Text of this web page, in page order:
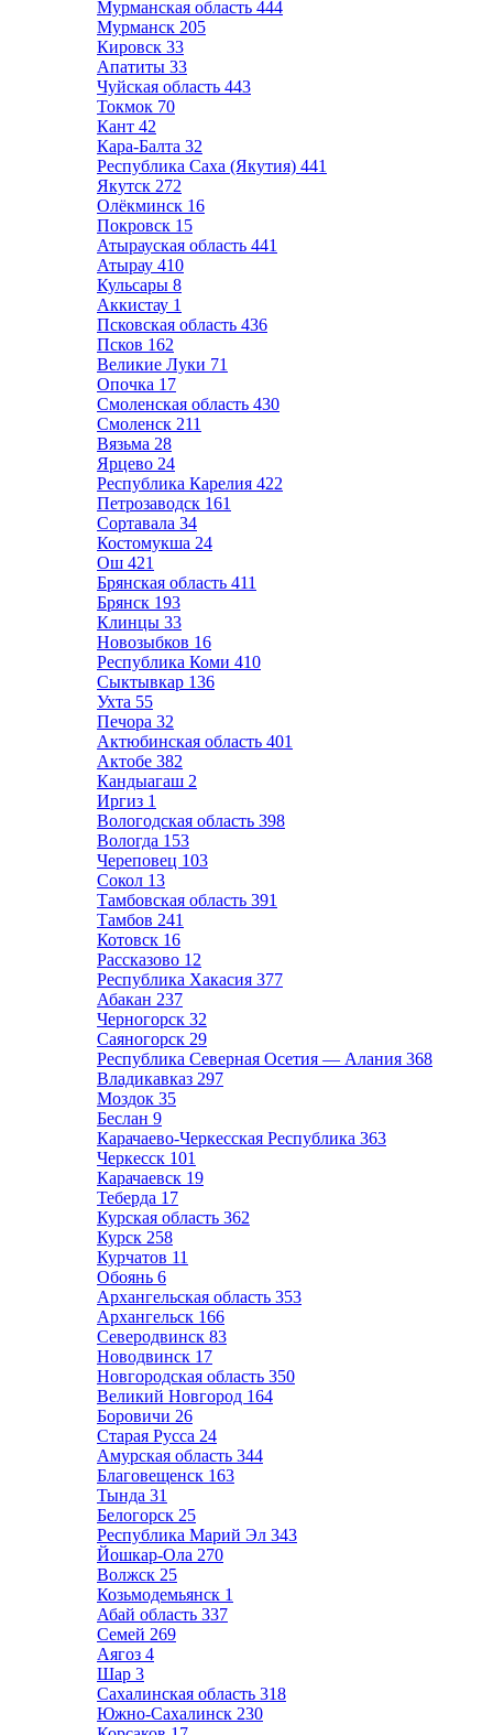
Мурманская область 444
Мурманск 205
Кировск 33
Апатиты 33
Чуйская область 443
Токмок 70
Кант 42
Кара-Балта 32
Республика Саха (Якутия) 441
Якутск 272
Олёкминск 16
Покровск 15
Атырауская область 441
Атырау 410
Кульсары 8
Аккистау 1
Псковская область 436
Псков 162
Великие Луки 71
Опочка 17
Смоленская область 430
Смоленск 211
Вязьма 28
Ярцево 24
Республика Карелия 422
Петрозаводск 161
Сортавала 34
Костомукша 24
Ош 421
Брянская область 411
Брянск 193
Клинцы 33
Новозыбков 16
Республика Коми 410
Сыктывкар 136
Ухта 55
Печора 32
Актюбинская область 401
Актобе 382
Кандыагаш 2
Иргиз 1
Вологодская область 398
Вологда 153
Череповец 103
Сокол 13
Тамбовская область 391
Тамбов 241
Котовск 16
Рассказово 12
Республика Хакасия 377
Абакан 237
Черногорск 32
Саяногорск 29
Республика Северная Осетия — Алания 368
Владикавказ 297
Моздок 35
Беслан 9
Карачаево-Черкесская Республика 363
Черкесск 101
Карачаевск 19
Теберда 17
Курская область 362
Курск 258
Курчатов 11
Обоянь 6
Архангельская область 353
Архангельск 166
Северодвинск 83
Новодвинск 17
Новгородская область 350
Великий Новгород 164
Боровичи 26
Старая Русса 24
Амурская область 344
Благовещенск 163
Тында 31
Белогорск 25
Республика Марий Эл 343
Йошкар-Ола 270
Волжск 25
Козьмодемьянск 1
Абай область 337
Семей 269
Аягоз 4
Шар 3
Сахалинская область 318
Южно-Сахалинск 230